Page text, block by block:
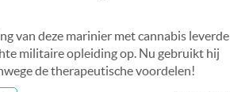
van deze marinier met cannabis leverde
militaire opleiding op. Nu gebruikt hij
de therapeutische voordelen!